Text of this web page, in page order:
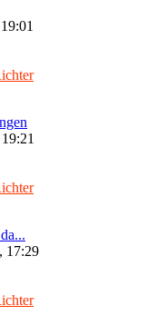
17:29